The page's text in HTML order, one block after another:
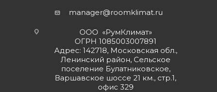
manager@roomklimat.ru
ООО «РумКлимат»
ОГРН 1085003007891
Адрес: 142718, Московская обл.,
Ленинский район, Сельское
поселение Булатниковское,
Варшавское шоссе 21 км., стр.1,
офис 329